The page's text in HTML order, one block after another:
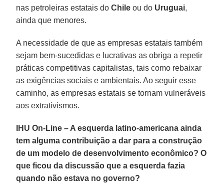
nas petroleiras estatais doChile ou do Uruguai,
ainda que menores.
A necessidade de que as empresas estatais também
sejam bem-sucedidas e lucrativas as obriga a repetir
práticas competitivas capitalistas, tais como rebaixar
as exigências sociais e ambientais. Ao seguir esse
caminho, as empresas estatais se tornam vulneráveis
aos extrativismos.
IHU On-Line – A esquerda latino-americana ainda
tem alguma contribuição a dar para a construção
de um modelo de desenvolvimento econômico? O
que ficou da discussão que a esquerda fazia
quando não estava no governo?